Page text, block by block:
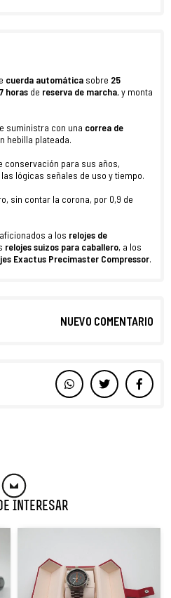
cuerda automática sobre 25
horas de reserva de marcha, y monta
suministra con una correa de
hebilla plateada.
conservación para sus años,
lógicas señales de uso y tiempo.
sin contar la corona, por 0,9 de
a los relojes de
relojes suizos para caballero, a los
Exactus Precimaster Compressor.
NUEVO COMENTARIO
Interesar